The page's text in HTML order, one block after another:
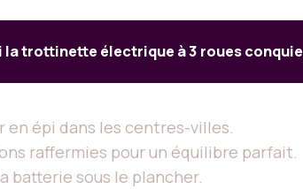
trottinette électrique à 3 roues
épi dans les centres-villes.
raffermies pour un équilibre parfait.
batterie sous le plancher.